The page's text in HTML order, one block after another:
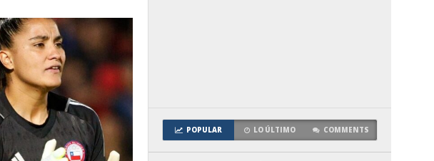
POPULAR LO ÚLTIMO COMMENTS